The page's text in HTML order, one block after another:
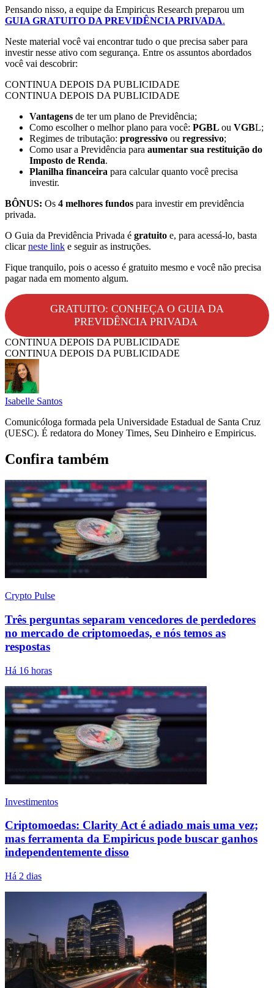
Pensando nisso, a equipe da Empiricus Research preparou um
GUIA GRATUITO DA PREVIDÊNCIA PRIVADA.
Neste material você vai encontrar tudo o que precisa saber para
investir nesse ativo com segurança. Entre os assuntos abordados
você vai descobrir:
CONTINUA DEPOIS DA PUBLICIDADE
CONTINUA DEPOIS DA PUBLICIDADE
Vantagens de ter um plano de Previdência;
Como escolher o melhor plano para você: PGBL ou VGBL;
Regimes de tributação: progressivo ou regressivo;
Como usar a Previdência para aumentar sua restituição do
Imposto de Renda.
Planilha financeira para calcular quanto você precisa
investir.
BÔNUS: Os 4 melhores fundos para investir em previdência
privada.
O Guia da Previdência Privada é gratuito e, para acessá-lo, basta
clicarneste link e seguir as instruções.
Fique tranquilo, pois o acesso é gratuito mesmo e você não precisa
pagar nada em momento algum.
GRATUITO: CONHEÇA O GUIA DA
PREVIDÊNCIA PRIVADA
CONTINUA DEPOIS DA PUBLICIDADE
CONTINUA DEPOIS DA PUBLICIDADE
Isabelle Santos
Comunicóloga formada pela Universidade Estadual de Santa Cruz
(UESC). É redatora do Money Times, Seu Dinheiro e Empiricus.
Confira também
Crypto Pulse
Três perguntas separam vencedores de perdedores
no mercado de criptomoedas, e nós temos as
respostas
Há 16 horas
Investimentos
Criptomoedas: Clarity Act é adiado mais uma vez;
mas ferramenta da Empiricus pode buscar ganhos
independentemente disso
Há 2 dias